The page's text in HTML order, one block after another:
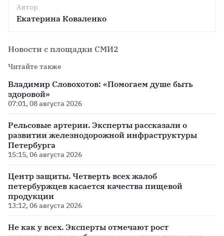
Автор
Екатерина Коваленко
Новости с площадки СМИ2
Читайте также
Владимир Словохотов: «Помогаем душе быть
здоровой»
07:01, 08 августа 2026
Рельсовые артерии. Эксперты рассказали о
развитии железнодорожной инфраструктуры
Петербурга
15:15, 06 августа 2026
Центр защиты. Четверть всех жалоб
петербуржцев касается качества пищевой
продукции
13:12, 06 августа 2026
Не как у всех. Эксперты отмечают рост